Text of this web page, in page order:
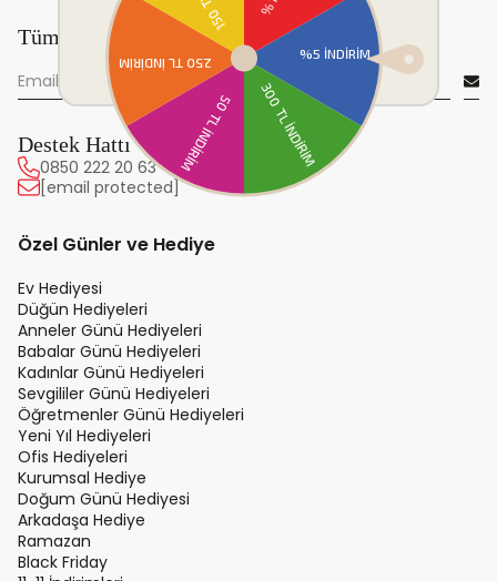
Tüm yeniliklerden önce sen haberdar ol!
Destek Hattı
0850 222 20 63
[email protected]
Özel Günler ve Hediye
Ev Hediyesi
Düğün Hediyeleri
Anneler Günü Hediyeleri
Babalar Günü Hediyeleri
Kadınlar Günü Hediyeleri
Sevgililer Günü Hediyeleri
Öğretmenler Günü Hediyeleri
Yeni Yıl Hediyeleri
Ofis Hediyeleri
Kurumsal Hediye
Doğum Günü Hediyesi
Arkadaşa Hediye
Ramazan
Black Friday